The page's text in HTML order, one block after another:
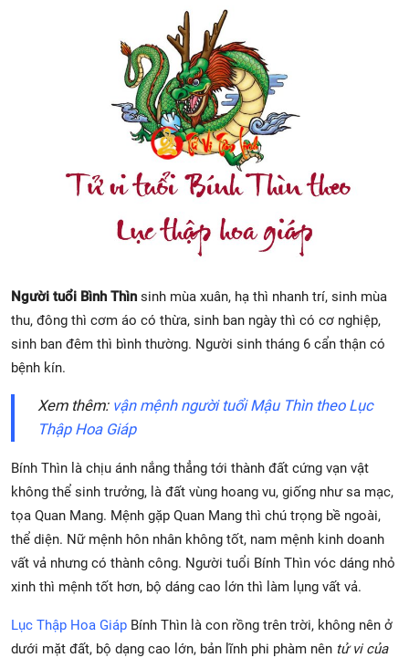
Người tuổi Bình Thìn sinh mùa xuân, hạ thì nhanh trí, sinh mùa
thu, đông thì cơm áo có thừa, sinh ban ngày thì có cơ nghiệp,
sinh ban đêm thì bình thường. Người sinh tháng 6 cẩn thận có
bệnh kín.
Xem thêm: vận mệnh người tuổi Mậu Thìn theo Lục
Thập Hoa Giáp
Bính Thìn là chịu ánh nắng thẳng tới thành đất cứng vạn vật
không thể sinh trưởng, là đất vùng hoang vu, giống như sa mạc,
tọa Quan Mang. Mệnh gặp Quan Mang thì chú trọng bề ngoài,
thể diện. Nữ mệnh hôn nhân không tốt, nam mệnh kinh doanh
vất vả nhưng có thành công. Người tuổi Bính Thìn vóc dáng nhỏ
xinh thì mệnh tốt hơn, bộ dáng cao lớn thì làm lụng vất vả.
Lục Thập Hoa Giáp Bính Thìn là con rồng trên trời, không nên ở
dưới mặt đất, bộ dạng cao lớn, bản lĩnh phi phàm nên tử vi của